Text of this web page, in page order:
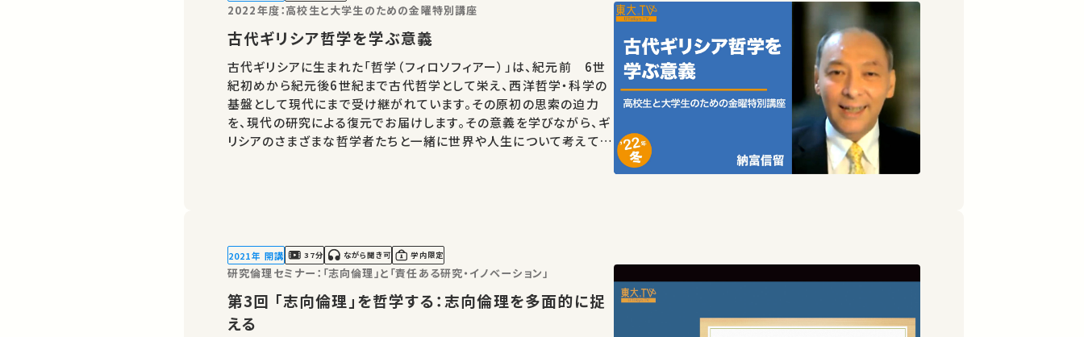
2022年度：高校生と大学生のための金曜特別講座
古代ギリシア哲学を学ぶ意義
古代ギリシアに生まれた「哲学（フィロソフィアー）」は、紀元前 6世
紀初めから紀元後6世紀まで古代哲学として栄え、西洋哲学・科学の
基盤として現代にまで受け継がれています。その原初の思索の迫力
を、現代の研究による復元でお届けします。その意義を学びながら、ギ
リシアのさまざまな哲学者たちと一緒に世界や人生について考えてみ
2021年 開講 37分 ながら聞き可 学内限定
研究倫理セミナー：「志向倫理」と「責任ある研究・イノベーション」
第3回 「志向倫理」を哲学する：志向倫理を多面的に捉
える